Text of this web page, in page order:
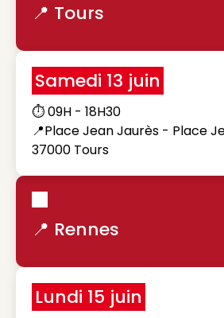
📍 Tours
Samedi 13 juin
⏱️ 09H - 18H30
📍Place Jean Jaurès - Place
37000 Tours
📍 Rennes
Lundi 15 juin